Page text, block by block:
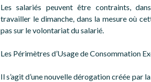
Les salariés peuvent être contraints,
travailler le dimanche, dans la mesure où
pas sur le volontariat du salarié.
Les Périmètres d’Usage de Consommation
Il s’agit d’une nouvelle dérogation créée par